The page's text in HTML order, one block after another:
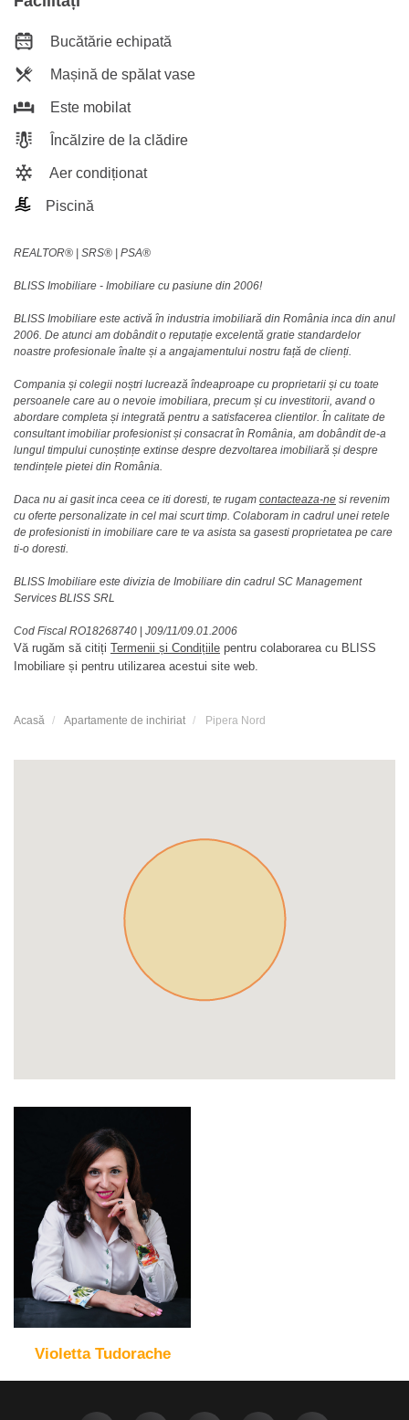
Bucătărie echipată
Mașină de spălat vase
Este mobilat
Încălzire de la clădire
Aer condiționat
Piscină
REALTOR®️ | SRS®️ | PSA®️
BLISS Imobiliare - Imobiliare cu pasiune din 2006!
BLISS Imobiliare este activă în industria imobiliară din România inca din anul
2006. De atunci am dobândit o reputație excelentă gratie standardelor
noastre profesionale înalte și a angajamentului nostru față de clienți.
Compania și colegii noștri lucrează îndeaproape cu proprietarii și cu toate
persoanele care au o nevoie imobiliara, precum și cu investitorii, avand o
abordare completa și integrată pentru a satisfacerea clientilor. În calitate de
consultant imobiliar profesionist și consacrat în România, am dobândit de-a
lungul timpului cunoștințe extinse despre dezvoltarea imobiliară și despre
tendințele pietei din România.
Daca nu ai gasit inca ceea ce iti doresti, te rugam contacteaza-ne si revenim
cu oferte personalizate in cel mai scurt timp. Colaboram in cadrul unei retele
de profesionisti in imobiliare care te va asista sa gasesti proprietatea pe care
ti-o doresti.
BLISS Imobiliare este divizia de Imobiliare din cadrul SC Management
Services BLISS SRL
Cod Fiscal RO18268740 | J09/11/09.01.2006
Vă rugăm să citiți Termenii și Condițiile pentru colaborarea cu BLISS
Imobiliare și pentru utilizarea acestui site web.
Acasă Apartamente de inchiriat Pipera Nord
Violetta Tudorache